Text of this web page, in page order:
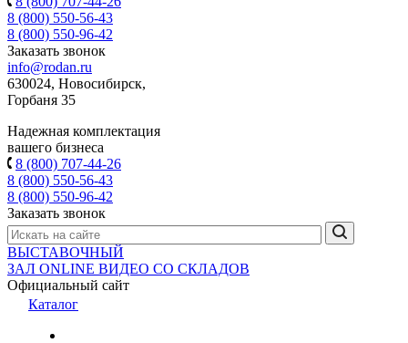
8 (800) 550-56-43
8 (800) 550-96-42
Заказать звонок
info@rodan.ru
630024, Новосибирск,
Горбаня 35
Надежная комплектация
вашего бизнеса
8 (800) 707-44-26
8 (800) 550-56-43
8 (800) 550-96-42
Заказать звонок
ВЫСТАВОЧНЫЙ
ЗАЛ ONLINE ВИДЕО СО СКЛАДОВ
Официальный сайт
Каталог